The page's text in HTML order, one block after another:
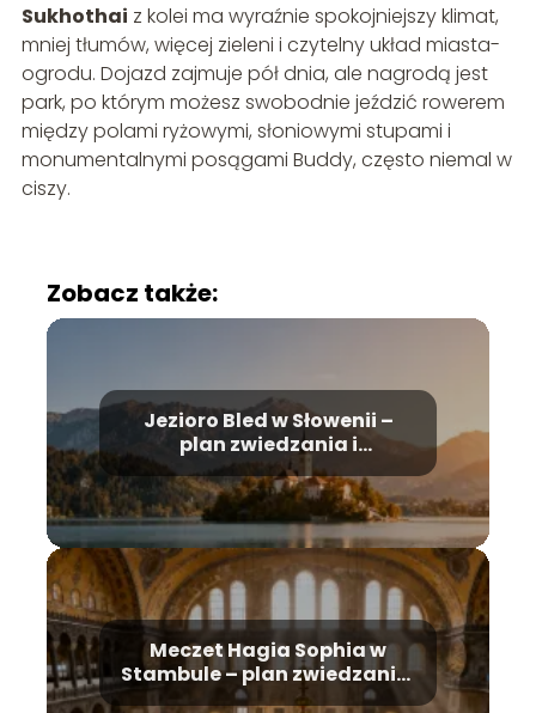
Sukhothai z kolei ma wyraźnie spokojniejszy klimat,
mniej tłumów, więcej zieleni i czytelny układ miasta-
ogrodu. Dojazd zajmuje pół dnia, ale nagrodą jest
park, po którym możesz swobodnie jeździć rowerem
między polami ryżowymi, słoniowymi stupami i
monumentalnymi posągami Buddy, często niemal w
ciszy.
Zobacz także:
Jezioro Bled w Słowenii –
plan zwiedzania i
najważniejsze atrakcje
Meczet Hagia Sophia w
Stambule – plan zwiedzania,
historia, bilety